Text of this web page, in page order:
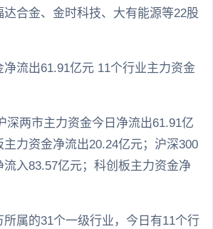
合金、金时科技、大有能源等22股
流出61.91亿元 11个行业主力资金
深两市主力资金今日净流出61.91亿
力资金净流出20.24亿元；沪深300
入83.57亿元；科创板主力资金净
属的31个一级行业，今日有11个行